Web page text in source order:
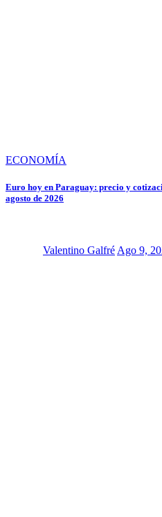
ECONOMÍA
Euro hoy en Paraguay: precio y
agosto de 2026
Valentino GalfréAgo 9,